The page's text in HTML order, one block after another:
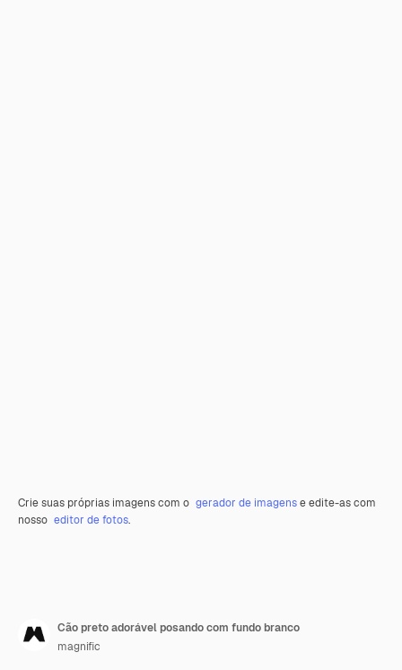
Crie suas próprias imagens com o gerador de imagense edite-as com
nosso editor de fotos.
Cão preto adorável posando com fundo branco
magnific